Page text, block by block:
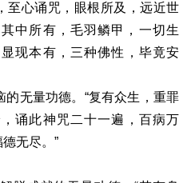
至心诵咒，眼根所及，远近世
中所有，毛羽鳞甲，一切生
现本有，三种佛性，毕竟安
无量功德。“复有众生，重罪
诵此神咒二十一遍，百病万
无尽。”